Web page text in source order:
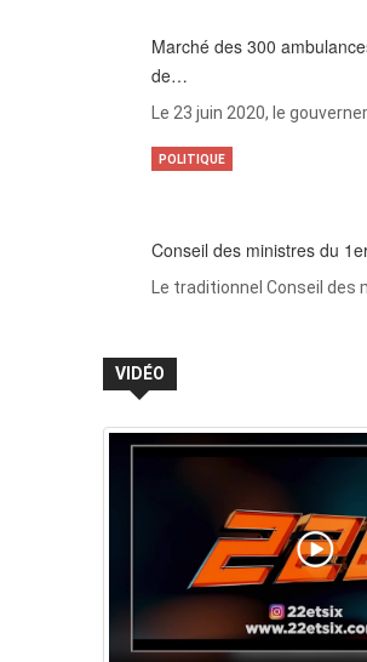
Marché des 300
de…
Le 23 juin 2020, le
Conseil des ministres du
Le traditionnel Conseil des
POLITIQUE
VIDÉO